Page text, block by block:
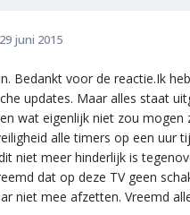
29 juni 2015
Bedankt voor de reactie.Ik
updates. Maar alles staat
wat eigenlijk niet zou mogen
alle timers op een uur
niet meer hinderlijk is
dat op deze TV geen
niet mee afzetten. Vreemd